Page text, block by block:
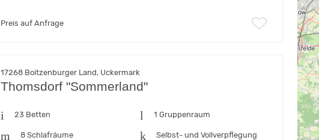
Preis auf Anfrage
17268 Boitzenburger Land, Uckermark
Thomsdorf "Sommerland"
23 Betten 1 Gruppenraum
8 Schlafräume Selbst- und Vollverpflegung